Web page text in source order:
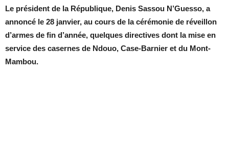
Le président de la République, Denis Sassou N’Guesso, a
annoncé le 28 janvier, au cours de la cérémonie de réveillon
d’armes de fin d’année, quelques directives dont la mise en
service des casernes de Ndouo, Case-Barnier et du Mont-
Mambou.